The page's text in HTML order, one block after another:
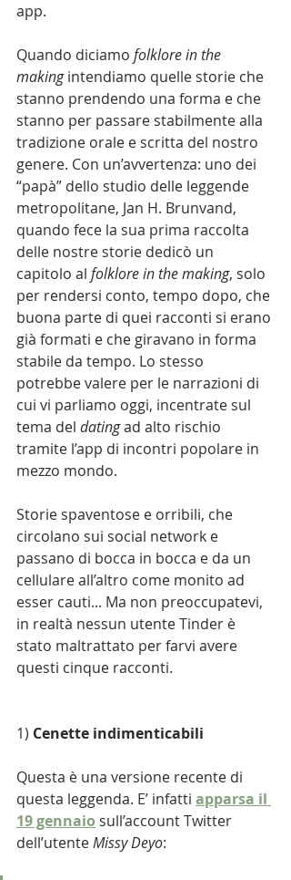
app.
Quando diciamo folklore in the
making intendiamo quelle storie che
stanno prendendo una forma e che
stanno per passare stabilmente alla
tradizione orale e scritta del nostro
genere. Con un’avvertenza: uno dei
“papà” dello studio delle leggende
metropolitane, Jan H. Brunvand,
quando fece la sua prima raccolta
delle nostre storie dedicò un
capitolo al folklore in the making, solo
per rendersi conto, tempo dopo, che
buona parte di quei racconti si erano
già formati e che giravano in forma
stabile da tempo. Lo stesso
potrebbe valere per le narrazioni di
cui vi parliamo oggi, incentrate sul
tema del dating ad alto rischio
tramite l’app di incontri popolare in
mezzo mondo.
Storie spaventose e orribili, che
circolano sui social network e
passano di bocca in bocca e da un
cellulare all’altro come monito ad
esser cauti... Ma non preoccupatevi,
in realtà nessun utente Tinder è
stato maltrattato per farvi avere
questi cinque racconti.
1) Cenette indimenticabili
Questa è una versione recente di
questa leggenda. E’ infatti apparsa il
19 gennaio sull’account Twitter
dell’utente Missy Deyo: